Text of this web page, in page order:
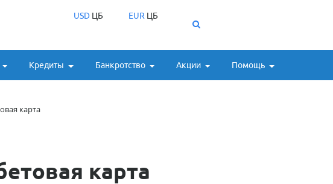
USDЦБ EUR ЦБ
Кредиты Банкротство Акции Помощь
карта
карта